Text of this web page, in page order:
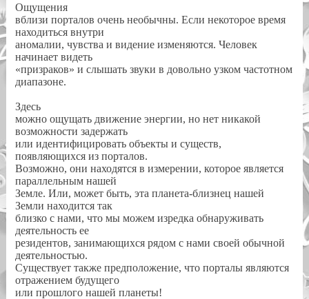
Ощущения
вблизи порталов очень необычны. Если некоторое время
находиться внутри
аномалии, чувства и видение изменяются. Человек
начинает видеть
«призраков» и слышать звуки в довольно узком частотном
диапазоне.
Здесь
можно ощущать движение энергии, но нет никакой
возможности задержать
или идентифицировать объекты и существ,
появляющихся из порталов.
Возможно, они находятся в измерении, которое является
параллельным нашей
Земле. Или, может быть, эта планета-близнец нашей
Земли находится так
близко с нами, что мы можем изредка обнаруживать
деятельность ее
резидентов, занимающихся рядом с нами своей обычной
деятельностью.
Существует также предположение, что порталы являются
отражением будущего
или прошлого нашей планеты!